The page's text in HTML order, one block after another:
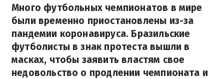
Много футбольных чемпионатов в мире
были временно приостановлены из-за
пандемии коронавируса. Бразильские
футболисты в знак протеста вышли в
масках, чтобы заявить властям свое
недовольство о продлении чемпионата и